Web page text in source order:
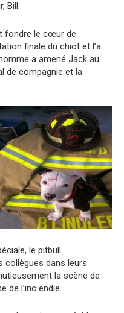
Bill.
fondre le cœur de
finale du chiot et l’a
a amené Jack au
de compagnie et la
le pitbull
collègues dans leurs
la scène de
de l’inc endie.